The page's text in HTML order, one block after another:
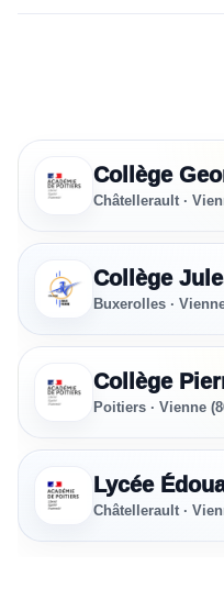
Sections sportives
Collège
Châtellerault ·
Collège
Buxerolles ·
Collège
Poitiers · Vienne
Lycée
Châtellerault ·